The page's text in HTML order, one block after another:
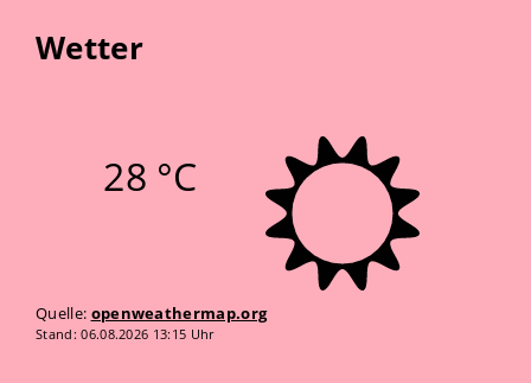
Wetter
28 °C
Quelle: openweathermap.org
Stand: 06.08.2026 13:15 Uhr